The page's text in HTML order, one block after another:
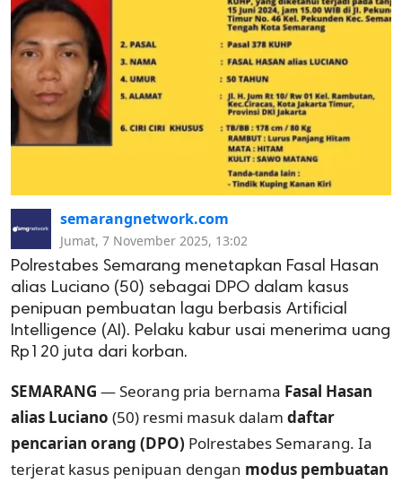
cipta.
semarangnetwork.com
Jumat, 7 November 2025, 13:02
Polrestabes Semarang menetapkan Fasal Hasan
alias Luciano (50) sebagai DPO dalam kasus
penipuan pembuatan lagu berbasis Artificial
Intelligence (AI). Pelaku kabur usai menerima uang
Rp120 juta dari korban.
SEMARANG — Seorang pria bernama Fasal Hasan
alias Luciano (50) resmi masuk dalam daftar
pencarian orang (DPO) Polrestabes Semarang. Ia
terjerat kasus penipuan dengan modus pembuatan